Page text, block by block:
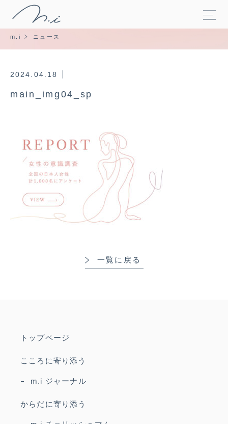
m.i ニュース
2024.04.18
main_img04_sp
一覧に戻る
トップページ
こころに寄り添う
m.i ジャーナル
からだに寄り添う